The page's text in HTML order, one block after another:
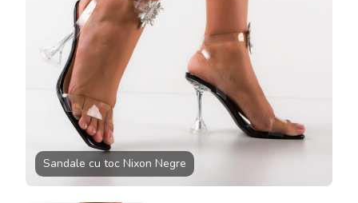
Sandale cu toc Nixon Negre